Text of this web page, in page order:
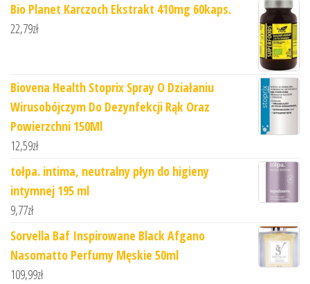
Bio Planet Karczoch Ekstrakt 410mg 60kaps.
22,79zł
Biovena Health Stoprix Spray O Działaniu
Wirusobójczym Do Dezynfekcji Rąk Oraz
Powierzchni 150Ml
12,59zł
tołpa. intima, neutralny płyn do higieny
intymnej 195 ml
9,77zł
Sorvella Baf Inspirowane Black Afgano
Nasomatto Perfumy Męskie 50ml
109,99zł